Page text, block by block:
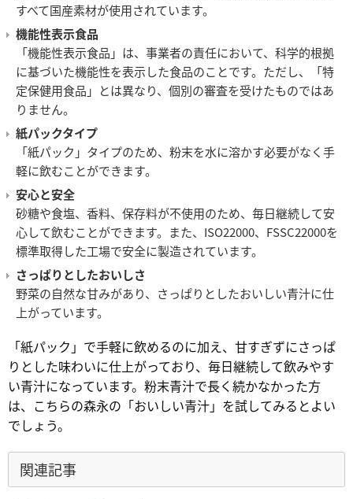
すべて国産素材が使用されています。
機能性表示食品
「機能性表示食品」は、事業者の責任において、科学的根拠
に基づいた機能性を表示した食品のことです。ただし、「特
定保健用食品」とは異なり、個別の審査を受けたものではあ
りません。
紙パックタイプ
「紙パック」タイプのため、粉末を水に溶かす必要がなく手
軽に飲むことができます。
安心と安全
砂糖や食塩、香料、保存料が不使用のため、毎日継続して安
心して飲むことができます。また、ISO22000、FSSC22000を
標準取得した工場で安全に製造されています。
さっぱりとしたおいしさ
野菜の自然な甘みがあり、さっぱりとしたおいしい青汁に仕
上がっています。
「紙パック」で手軽に飲めるのに加え、甘すぎずにさっぱ
りとした味わいに仕上がっており、毎日継続して飲みやす
い青汁になっています。粉末青汁で長く続かなかった方
は、こちらの森永の「おいしい青汁」を試してみるとよい
でしょう。
関連記事